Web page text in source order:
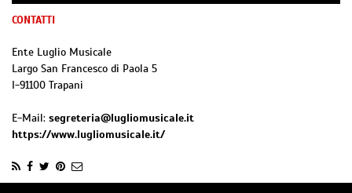
CONTATTI
Ente Luglio Musicale
Largo San Francesco di Paola 5
I-91100 Trapani
E-Mail: segreteria@lugliomusicale.it
https://www.lugliomusicale.it/